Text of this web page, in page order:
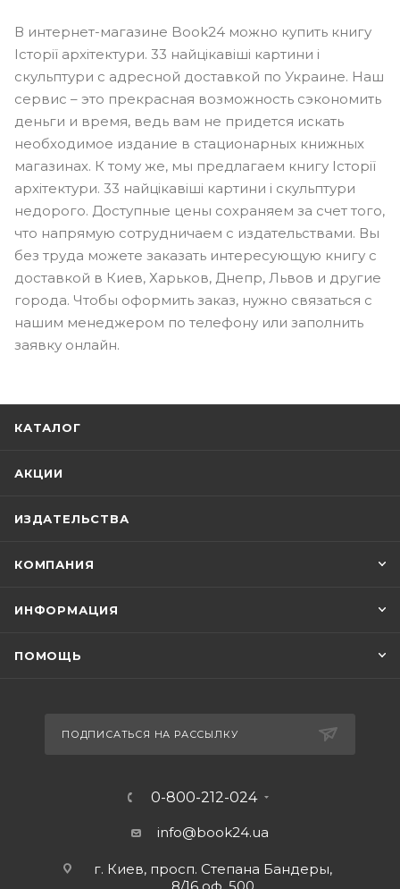
В интернет-магазине Book24 можно купить книгу
Історії архітектури. 33 найцікавіші картини і
скульптури с адресной доставкой по Украине. Наш
сервис – это прекрасная возможность сэкономить
деньги и время, ведь вам не придется искать
необходимое издание в стационарных книжных
магазинах. К тому же, мы предлагаем книгу Історії
архітектури. 33 найцікавіші картини і скульптури
недорого. Доступные цены сохраняем за счет того,
что напрямую сотрудничаем с издательствами. Вы
без труда можете заказать интересующую книгу с
доставкой в Киев, Харьков, Днепр, Львов и другие
города. Чтобы оформить заказ, нужно связаться с
нашим менеджером по телефону или заполнить
заявку онлайн.
КАТАЛОГ
АКЦИИ
ИЗДАТЕЛЬСТВА
КОМПАНИЯ
ИНФОРМАЦИЯ
ПОМОЩЬ
ПОДПИСАТЬСЯ НА РАССЫЛКУ
0-800-212-024
info@book24.ua
г. Киев, просп. Степана Бандеры,